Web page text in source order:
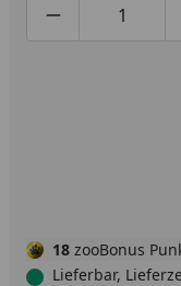
18 zooBonus
Lieferbar,